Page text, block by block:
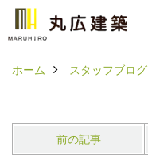
ホーム スタッフブログ
前の記事